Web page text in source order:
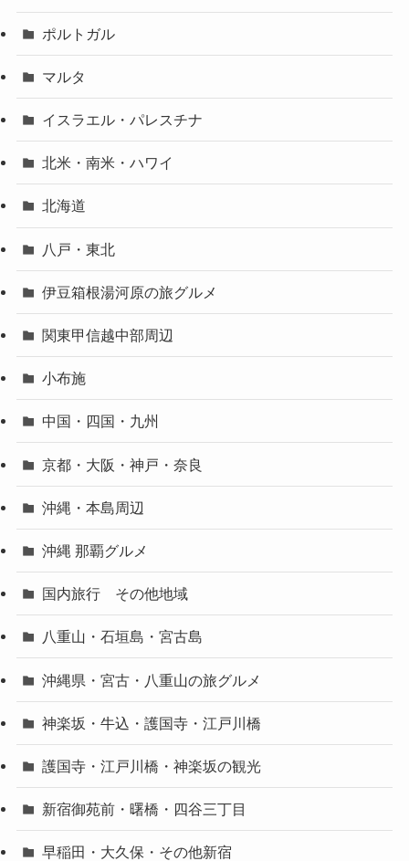
ポルトガル
マルタ
イスラエル・パレスチナ
北米・南米・ハワイ
北海道
八戸・東北
伊豆箱根湯河原の旅グルメ
関東甲信越中部周辺
小布施
中国・四国・九州
京都・大阪・神戸・奈良
沖縄・本島周辺
沖縄 那覇グルメ
国内旅行 その他地域
八重山・石垣島・宮古島
沖縄県・宮古・八重山の旅グルメ
神楽坂・牛込・護国寺・江戸川橋
護国寺・江戸川橋・神楽坂の観光
新宿御苑前・曙橋・四谷三丁目
早稲田・大久保・その他新宿